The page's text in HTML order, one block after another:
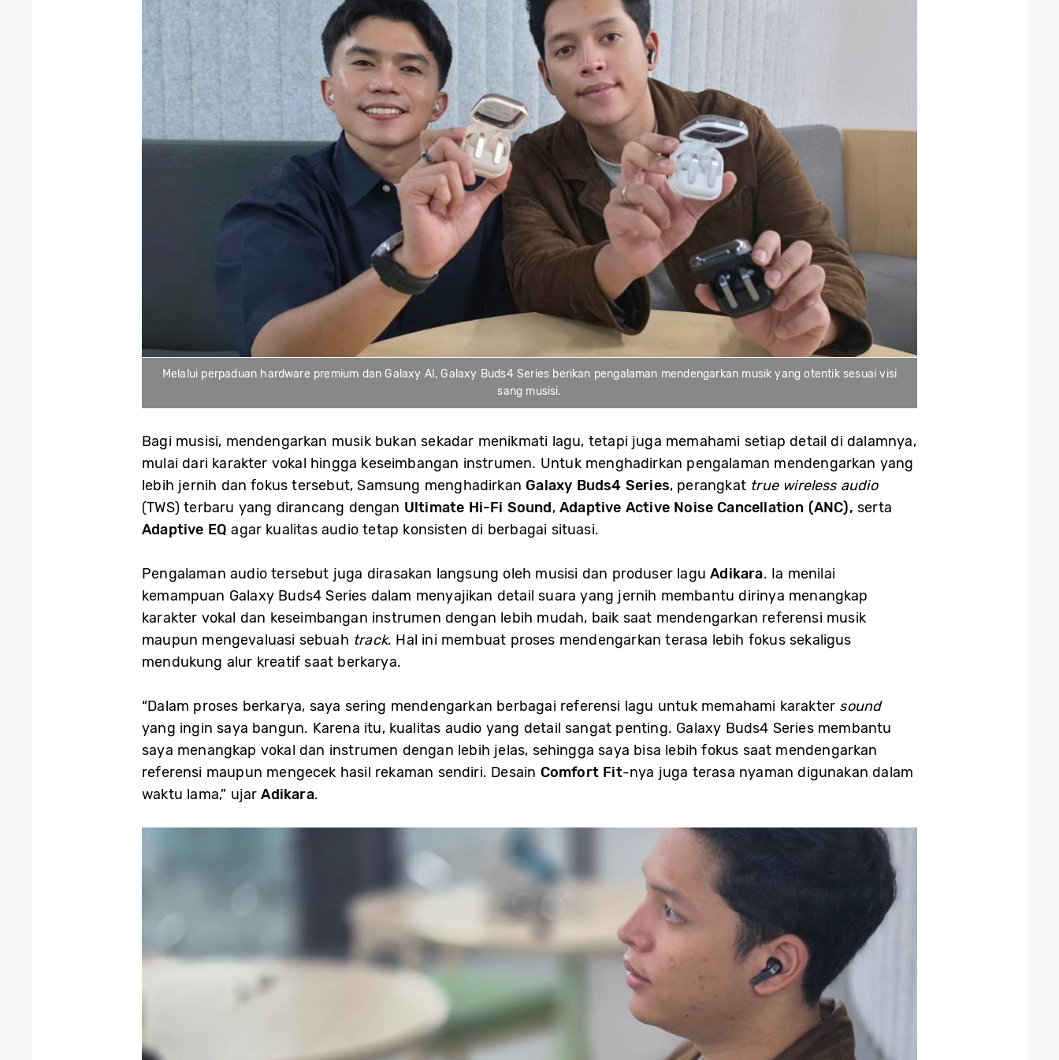
Melalui perpaduan hardware premium dan Galaxy AI, Galaxy Buds4 Series berikan pengalaman mendengarkan musik yang otentik sesuai visi
sang musisi.
Bagi musisi, mendengarkan musik bukan sekadar menikmati lagu, tetapi juga memahami setiap detail di dalamnya,
mulai dari karakter vokal hingga keseimbangan instrumen. Untuk menghadirkan pengalaman mendengarkan yang
lebih jernih dan fokus tersebut, Samsung menghadirkan Galaxy Buds4 Series, perangkat true wireless audio
(TWS) terbaru yang dirancang dengan Ultimate Hi-Fi Sound,Adaptive Active Noise Cancellation (ANC), serta
Adaptive EQ agar kualitas audio tetap konsisten di berbagai situasi.
Pengalaman audio tersebut juga dirasakan langsung oleh musisi dan produser laguAdikara. Ia menilai
kemampuan Galaxy Buds4 Series dalam menyajikan detail suara yang jernih membantu dirinya menangkap
karakter vokal dan keseimbangan instrumen dengan lebih mudah, baik saat mendengarkan referensi musik
maupun mengevaluasi sebuah track. Hal ini membuat proses mendengarkan terasa lebih fokus sekaligus
mendukung alur kreatif saat berkarya.
“Dalam proses berkarya, saya sering mendengarkan berbagai referensi lagu untuk memahami karakter sound
yang ingin saya bangun. Karena itu, kualitas audio yang detail sangat penting. Galaxy Buds4 Series membantu
saya menangkap vokal dan instrumen dengan lebih jelas, sehingga saya bisa lebih fokus saat mendengarkan
referensi maupun mengecek hasil rekaman sendiri. Desain Comfort Fit-nya juga terasa nyaman digunakan dalam
waktu lama,” ujarAdikara.